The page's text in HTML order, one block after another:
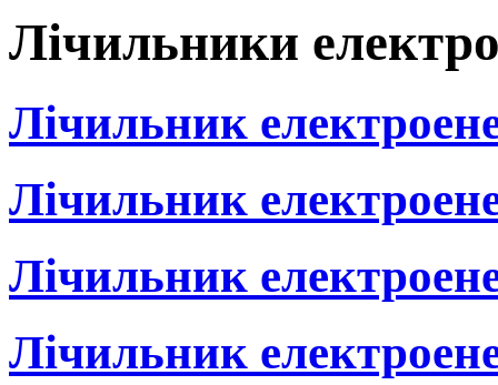
Лічильники
Лічильник
Лічильник
Лічильник
Лічильник